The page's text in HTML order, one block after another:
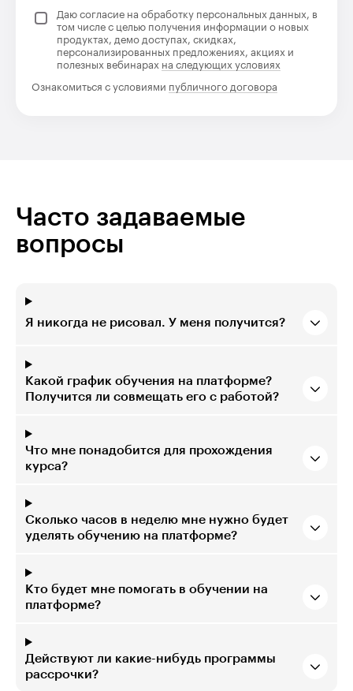
Даю согласие на обработку персональных данных, в
том числе с целью получения информации о новых
продуктах, демо доступах, скидках,
персонализированных предложениях, акциях и
полезных вебинарах на следующих условиях
Ознакомиться с условиями публичного договора
Часто задаваемые
вопросы
Я никогда не рисовал. У меня получится?
Какой график обучения на платформе?
Получится ли совмещать его с работой?
Что мне понадобится для прохождения
курса?
Сколько часов в неделю мне нужно будет
уделять обучению на платформе?
Кто будет мне помогать в обучении на
платформе?
Действуют ли какие-нибудь программы
рассрочки?